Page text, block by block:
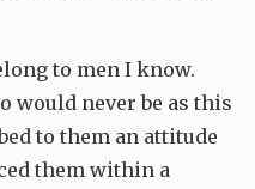
to men I know.
would never be as this
to them an attitude
them within a